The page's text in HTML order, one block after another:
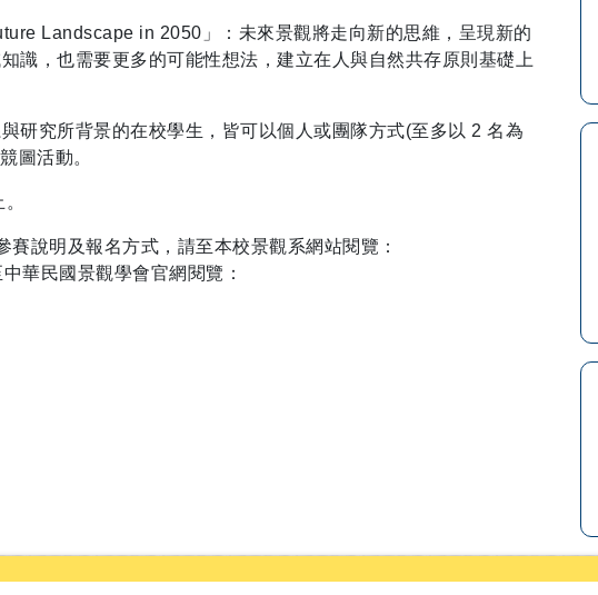
Landscape in 2050」：未來景觀將走向新的思維，呈現新的
識，也需要更多的可能性想法，建立在人與自然共存原則基礎上
研究所背景的在校學生，皆可以個人或團隊方式(至多以 2 名為
圖活動。
說明及報名方式，請至本校景觀系網站閱覽：
華民國景觀學會官網閱覽：